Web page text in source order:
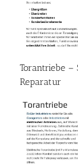
Torantriebe
Reparatur